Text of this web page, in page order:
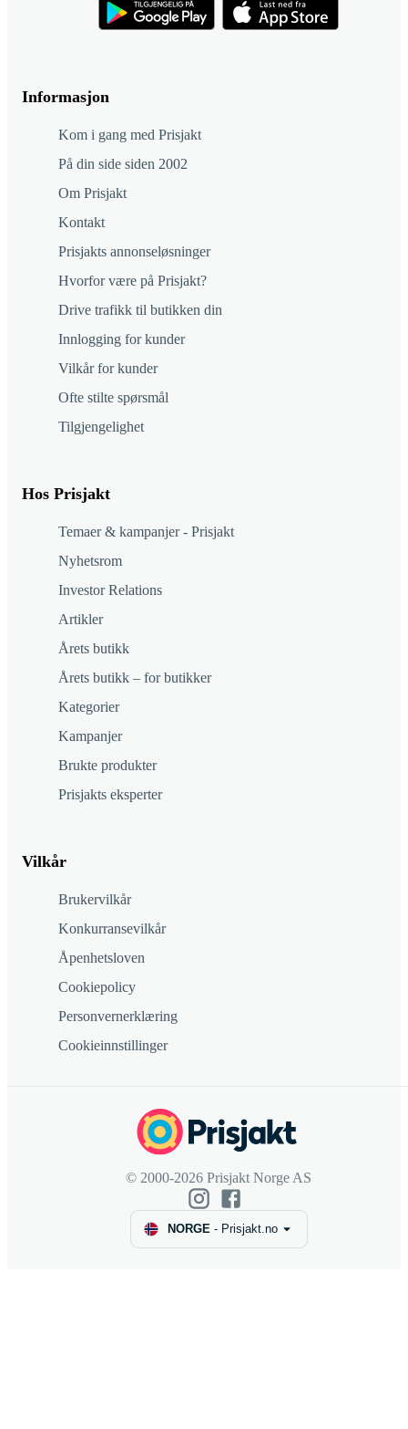
Informasjon
Kom i gang med Prisjakt
På din side siden 2002
Om Prisjakt
Kontakt
Prisjakts annonseløsninger
Hvorfor være på Prisjakt?
Drive trafikk til butikken din
Innlogging for kunder
Vilkår for kunder
Ofte stilte spørsmål
Tilgjengelighet
Hos Prisjakt
Temaer & kampanjer - Prisjakt
Nyhetsrom
Investor Relations
Artikler
Årets butikk
Årets butikk – for butikker
Kategorier
Kampanjer
Brukte produkter
Prisjakts eksperter
Vilkår
Brukervilkår
Konkurransevilkår
Åpenhetsloven
Cookiepolicy
Personvernerklæring
Cookieinnstillinger
© 2000-2026 Prisjakt Norge AS
NORGE- Prisjakt.no